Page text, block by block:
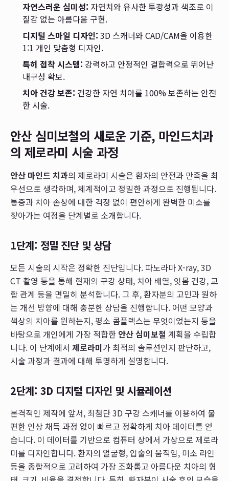
자연스러운 심미성: 자연치와 유사한 투광성과 색조로 이
질감 없는 아름다움 구현.
디지털 스마일 디자인: 3D 스캐너와 CAD/CAM을 이용한
1:1 개인 맞춤형 디자인.
특허 접착 시스템: 강력하고 안정적인 결합력으로 뛰어난
내구성 확보.
치아 건강 보존: 건강한 자연 치아를 100% 보존하는 안전
한 시술.
안산 심미보철의 새로운 기준, 마인드치과
의 제로라미 시술 과정
안산 마인드 치과의 제로라미 시술은 환자의 안전과 만족을 최
우선으로 생각하며, 체계적이고 정밀한 과정으로 진행됩니다.
통증과 치아 손상에 대한 걱정 없이 편안하게 완벽한 미소를
찾아가는 여정을 단계별로 소개합니다.
1단계: 정밀 진단 및 상담
모든 시술의 시작은 정확한 진단입니다. 파노라마 X-ray, 3D
CT 촬영 등을 통해 현재의 구강 상태, 치아 배열, 잇몸 건강, 교
합 관계 등을 면밀히 분석합니다. 그 후, 환자분의 고민과 원하
는 개선 방향에 대해 충분한 상담을 진행합니다. 어떤 모양과
색상의 치아를 원하는지, 평소 콤플렉스는 무엇이었는지 등을
바탕으로 개인에게 가장 적합한 안산 심미보철 계획을 수립합
니다. 이 단계에서 제로라미가 최적의 솔루션인지 판단하고,
시술 과정과 결과에 대해 투명하게 설명합니다.
2단계: 3D 디지털 디자인 및 시뮬레이션
본격적인 제작에 앞서, 최첨단 3D 구강 스캐너를 이용하여 불
편한 인상 채득 과정 없이 빠르고 정확하게 치아 데이터를 얻
습니다. 이 데이터를 기반으로 컴퓨터 상에서 가상으로 제로라
미를 디자인합니다. 환자의 얼굴형, 입술의 움직임, 미소 라인
등을 종합적으로 고려하여 가장 조화롭고 아름다운 치아의 형